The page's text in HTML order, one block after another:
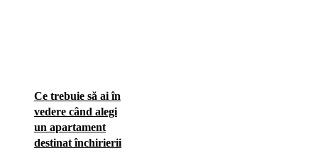
Ce trebuie să ai în
vedere când alegi
un apartament
destinat închirierii